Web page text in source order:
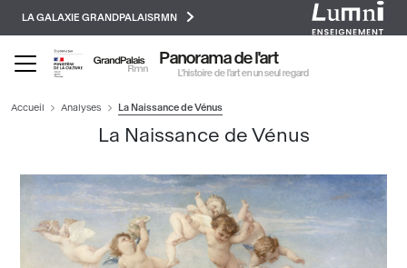
principal
LA GALAXIE GRANDPALAISRMN
Panorama de l'art
L’histoire de l’art en un seul regard
Accueil Analyses La Naissance de Vénus
La Naissance de Vénus